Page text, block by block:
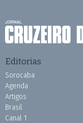
Editorias
Sorocaba
Agenda
Artigos
Brasil
Canal 1